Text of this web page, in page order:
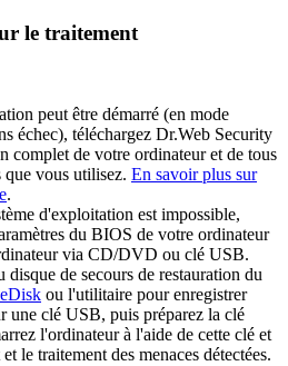
le traitement
peut être démarré (en mode
échec), téléchargez Dr.Web Security
complet de votre ordinateur et de tous
que vous utilisez. En savoir plus sur
.
d'exploitation est impossible,
du BIOS de votre ordinateur
via CD/DVD ou clé USB.
disque de secours de restauration du
ou l'utilitaire pour enregistrer
une clé USB, puis préparez la clé
l'ordinateur à l'aide de cette clé et
le traitement des menaces détectées.